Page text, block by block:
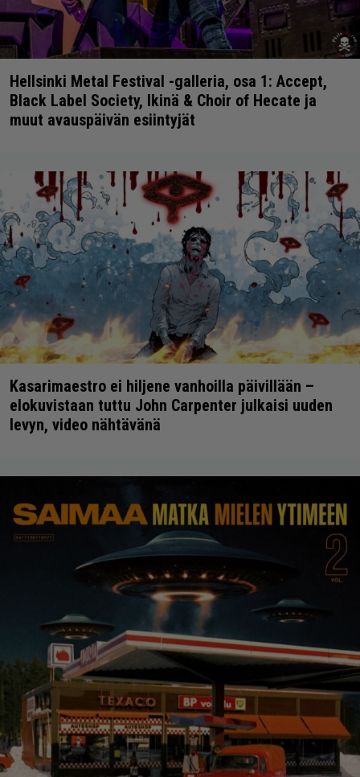
Hellsinki Metal Festival -galleria, osa 1: Accept,
Black Label Society, Ikinä & Choir of Hecate ja
muut avauspäivän esiintyjät
Kasarimaestro ei hiljene vanhoilla päivillään –
elokuvistaan tuttu John Carpenter julkaisi uuden
levyn, video nähtävänä